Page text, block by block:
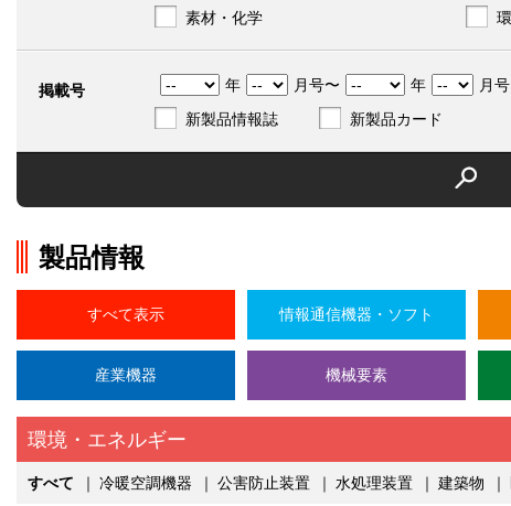
素材・化学
掲載号 年 月号〜 年
月号
新製品情報誌
新製品カード
製品情報
すべて表示 情報通信機器・ソフト
産業機器 機械要素
環境・エネルギー
すべて ｜ 冷暖空調機器 ｜ 公害防止装置 ｜ 水処理装置 ｜ 建築物 ｜